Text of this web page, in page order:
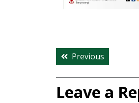
Post
navigation
Previous
post:
Leave a